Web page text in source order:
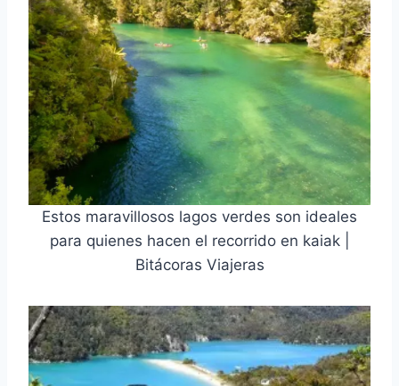
Estos maravillosos lagos verdes son ideales
para quienes hacen el recorrido en kaiak |
Bitácoras Viajeras